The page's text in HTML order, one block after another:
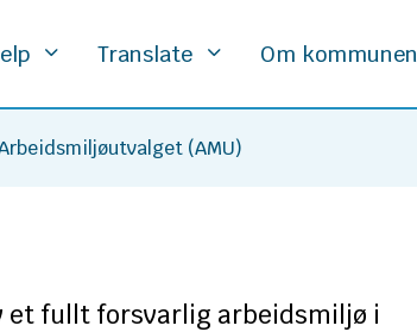
Translate Om kommunen
(AMU)
et fullt forsvarlig arbeidsmiljø i